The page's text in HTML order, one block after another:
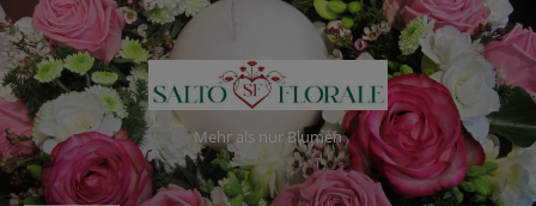
Mehr als nur Blumen